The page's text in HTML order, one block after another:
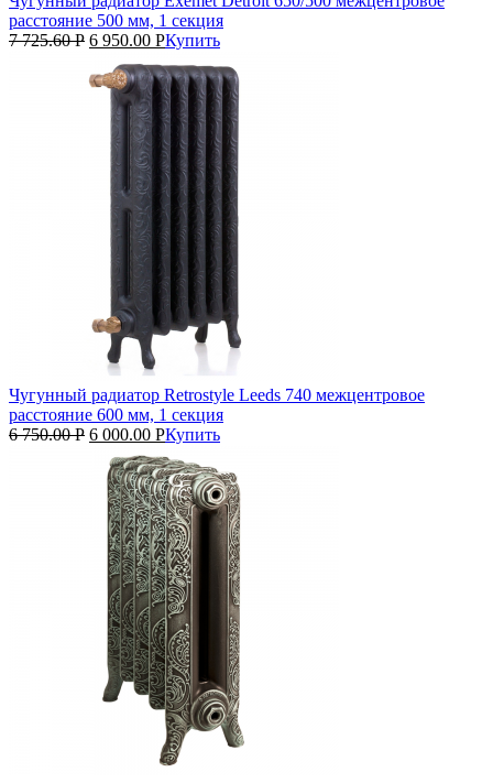
расстояние 500 мм, 1 секция
7 725.60Р 6 950.00 РКупить
Чугунный радиатор Retrostyle Leeds 740 межцентровое
расстояние 600 мм, 1 секция
6 750.00Р 6 000.00 РКупить